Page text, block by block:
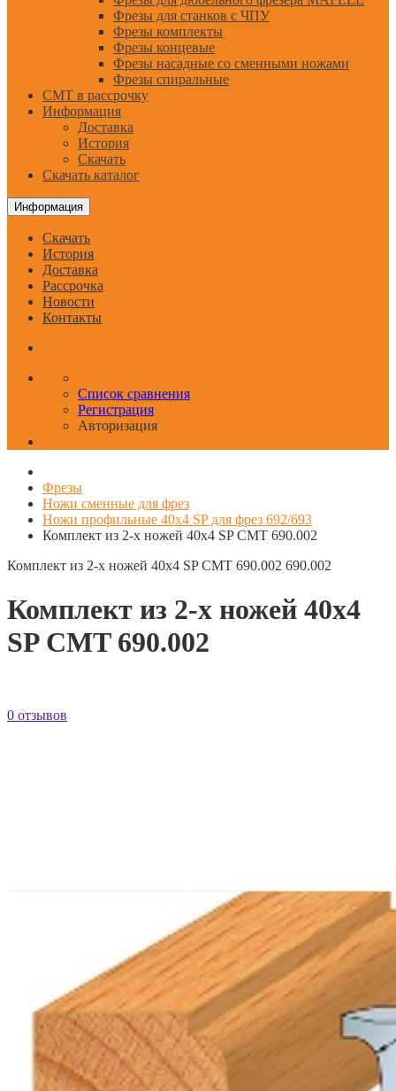
Фрезы для станков с ЧПУ
Фрезы комплекты
Фрезы концевые
Фрезы насадные со сменными ножами
Фрезы спиральные
CMT в рассрочку
Информация
Доставка
История
Скачать
Скачать каталог
Информация
Скачать
История
Доставка
Рассрочка
Новости
Контакты
Список сравнения
Регистрация
Авторизация
Фрезы
Ножи сменные для фрез
Ножи профильные 40x4 SP для фрез 692/693
Комплект из 2-х ножей 40x4 SP CMT 690.002
Комплект из 2-х ножей 40x4 SP CMT 690.002 690.002
Комплект из 2-х ножей 40x4
SP CMT 690.002
0 отзывов